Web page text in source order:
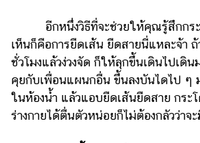
อีกหนึ่งวิธีที่จะช่วยให้คุณรู้สึกกระป
เห็นก็คือการยืดเส้น ยืดสายนี่แหละจ้า ถ้
ชั่วโมงแล้วง่วงจัด ก็ให้ลุกขึ้นเดินไปเดิน
คุยกับเพื่อนแผนกอื่น ขึ้นลงบันไดไป ๆ
ในห้องน้ำ แล้วแอบยืดเส้นยืดสาย กระ
ร่างกายได้ตื่นตัวหน่อยก็ไม่ต้องกลัวว่าจ